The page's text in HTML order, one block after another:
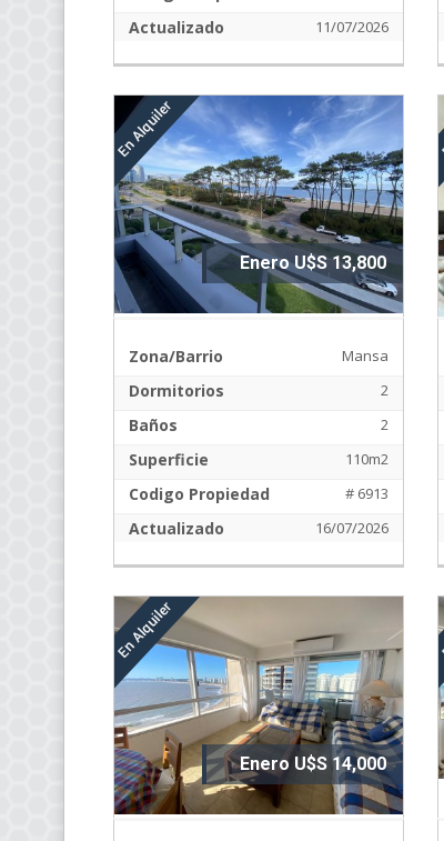
Actualizado 11/07/2026
Enero U$S 13,800
Zona/Barrio Mansa
Dormitorios 2
Baños 2
Superficie 110m2
Codigo Propiedad # 6913
Actualizado 16/07/2026
Enero U$S 14,000